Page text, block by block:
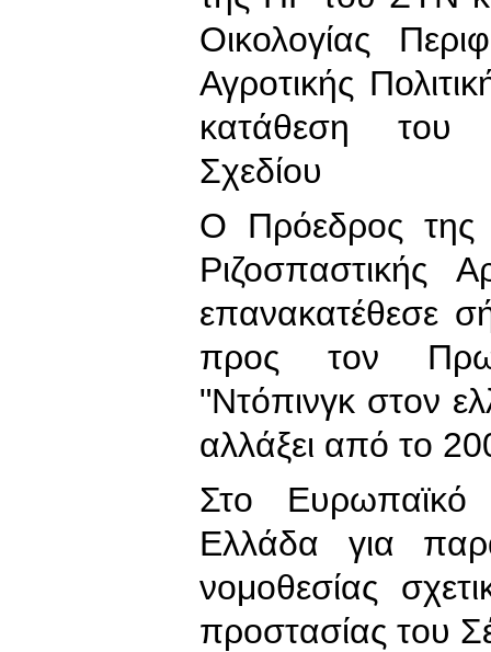
Οικολογίας
Αγροτικής
κατάθεση του
Σχεδίου
Ο Πρόεδρος
Ριζοσπαστικής
επανακατέθεσε
προς τον
"Ντόπινγκ στον
αλλάξει από το
Στο Ευρωπαϊκό
Ελλάδα για
νομοθεσίας
προστασίας του